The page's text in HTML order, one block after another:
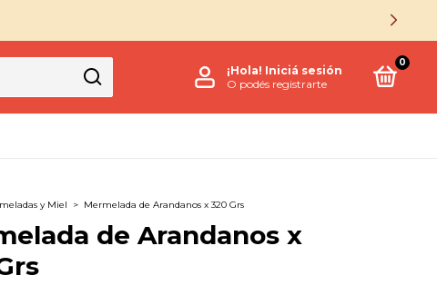
¡Hola! Iniciá sesión
O podés registrarte
0
y Miel > Mermelada de Arandanos x 320 Grs
de Arandanos x